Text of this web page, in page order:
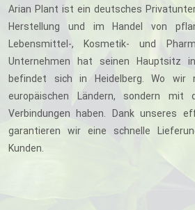
Arian Plant ist ein deutsches
Herstellung und im Handel von
Lebensmittel-, Kosmetik- und
Unternehmen hat seinen Hauptsitz
befindet sich in Heidelberg. Wo wir
europäischen Ländern, sondern
Verbindungen haben. Dank unseres
garantieren wir eine schnelle
Kunden.